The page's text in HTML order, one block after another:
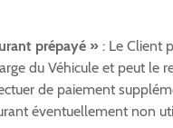
prépayé » : Le Client
du Véhicule et peut le
de paiement
éventuellement non